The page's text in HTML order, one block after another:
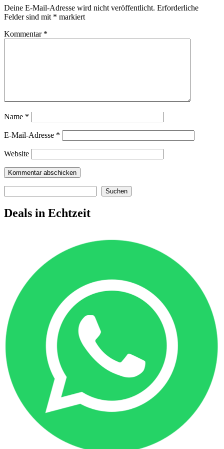
Deine E-Mail-Adresse wird nicht veröffentlicht. Erforderliche
Felder sind mit * markiert
Kommentar *
Name *
E-Mail-Adresse *
Website
Suchen
Deals in Echtzeit